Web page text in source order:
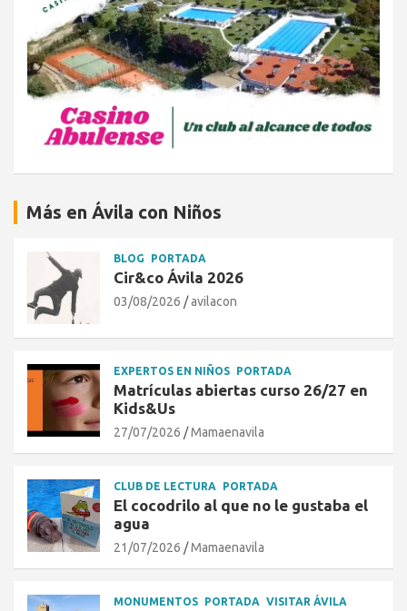
Más en Ávila con Niños
BLOG PORTADA
Cir&co Ávila 2026
03/08/2026 avilacon
EXPERTOS EN NIÑOS PORTADA
Matrículas abiertas curso 26/27 en
Kids&Us
27/07/2026 Mamaenavila
CLUB DE LECTURA PORTADA
El cocodrilo al que no le gustaba el
agua
21/07/2026 Mamaenavila
MONUMENTOS PORTADA VISITAR ÁVILA